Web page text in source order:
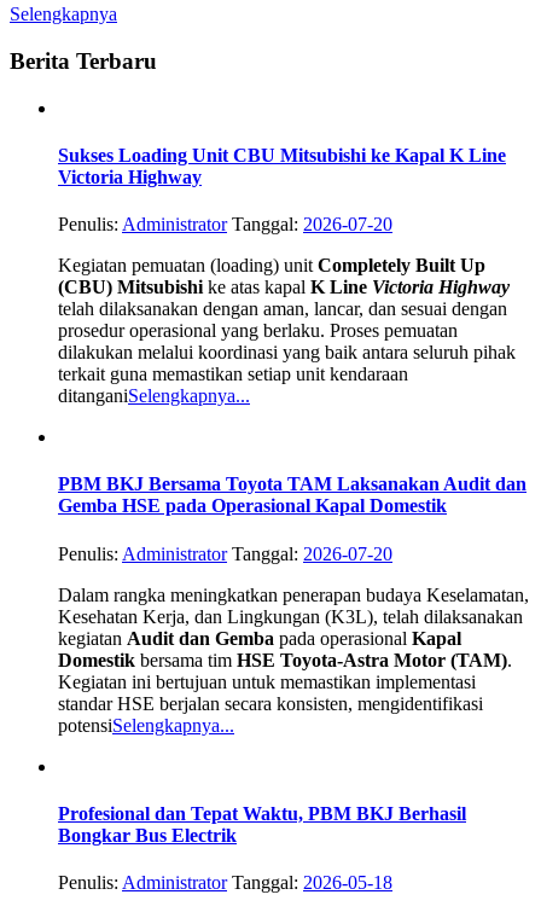
Selengkapnya
Berita Terbaru
Sukses Loading Unit CBU Mitsubishi ke Kapal K Line
Victoria Highway
Penulis: Administrator Tanggal: 2026-07-20
Kegiatan pemuatan (loading) unit Completely Built Up
(CBU) Mitsubishi ke atas kapal K Line Victoria Highway
telah dilaksanakan dengan aman, lancar, dan sesuai dengan
prosedur operasional yang berlaku. Proses pemuatan
dilakukan melalui koordinasi yang baik antara seluruh pihak
terkait guna memastikan setiap unit kendaraan
ditanganiSelengkapnya...
PBM BKJ Bersama Toyota TAM Laksanakan Audit dan
Gemba HSE pada Operasional Kapal Domestik
Penulis: Administrator Tanggal: 2026-07-20
Dalam rangka meningkatkan penerapan budaya Keselamatan,
Kesehatan Kerja, dan Lingkungan (K3L), telah dilaksanakan
kegiatan Audit dan Gemba pada operasional Kapal
Domestik bersama tim HSE Toyota-Astra Motor (TAM).
Kegiatan ini bertujuan untuk memastikan implementasi
standar HSE berjalan secara konsisten, mengidentifikasi
potensiSelengkapnya...
Profesional dan Tepat Waktu, PBM BKJ Berhasil
Bongkar Bus Electrik
Penulis: Administrator Tanggal: 2026-05-18